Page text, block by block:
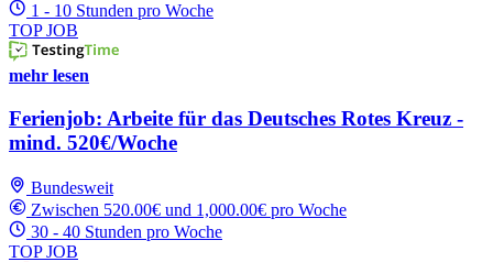
1 - 10 Stunden pro Woche
TOP JOB
mehr lesen
Ferienjob: Arbeite für das Deutsches Rotes Kreuz -
mind. 520€/Woche
Bundesweit
Zwischen 520.00€ und 1,000.00€ pro Woche
30 - 40 Stunden pro Woche
TOP JOB